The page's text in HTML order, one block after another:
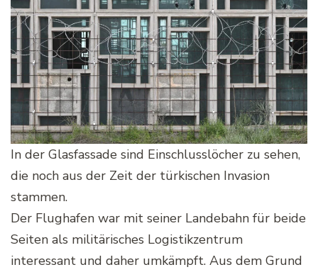
In der Glasfassade sind Einschlusslöcher zu sehen,
die noch aus der Zeit der türkischen Invasion
stammen.
Der Flughafen war mit seiner Landebahn für beide
Seiten als militärisches Logistikzentrum
interessant und daher umkämpft. Aus dem Grund